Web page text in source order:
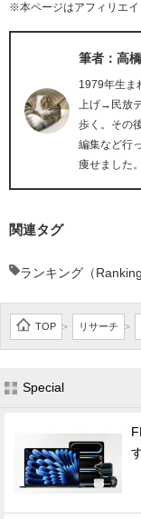
※本ページはアフィリエ
筆者：高
1979年生ま
上げ→民放
歩く。その
編集など行
痩せました。
関連タグ
ランキング（Ranking
TOP > リサーチ >
Special